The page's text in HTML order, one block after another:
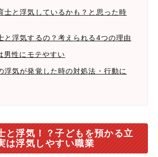
士と浮気しているかも？と思った時
と浮気するの？考えられる4つの理由
男性にモテやすい
浮気が発覚した時の対処法・行動に
と浮気！？子どもを預かる立
は浮気しやすい職業